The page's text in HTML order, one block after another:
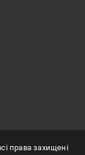
права захищені